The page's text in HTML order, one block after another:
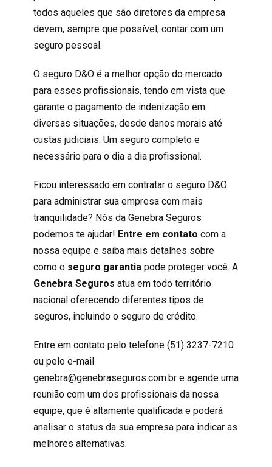
todos aqueles que são diretores da empresa
devem, sempre que possível, contar com um
seguro pessoal.
O seguro D&O é a melhor opção do mercado
para esses profissionais, tendo em vista que
garante o pagamento de indenização em
diversas situações, desde danos morais até
custas judiciais. Um seguro completo e
necessário para o dia a dia profissional.
Ficou interessado em contratar o seguro D&O
para administrar sua empresa com mais
tranquilidade? Nós da Genebra Seguros
podemos te ajudar! Entre em contato com a
nossa equipe e saiba mais detalhes sobre
como o seguro garantia pode proteger você. A
Genebra Seguros atua em todo território
nacional oferecendo diferentes tipos de
seguros, incluindo o seguro de crédito.
Entre em contato pelo telefone (51) 3237-7210
ou pelo e-mail
genebra@genebraseguros.com.br e agende uma
reunião com um dos profissionais da nossa
equipe, que é altamente qualificada e poderá
analisar o status da sua empresa para indicar as
melhores alternativas.